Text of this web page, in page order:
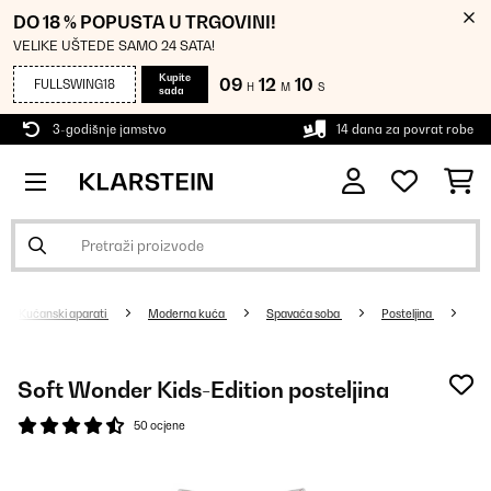
DO 18 % POPUSTA U TRGOVINI!
VELIKE UŠTEDE SAMO 24 SATA!
FULLSWING18
Kupite
sada
09 H 12 M 10 S
3-godišnje jamstvo 14 dana za povrat robe
Kućanski aparati Moderna kuća Spavaća soba Posteljina
Soft Wonder Kids-Edition posteljina
50 ocjene